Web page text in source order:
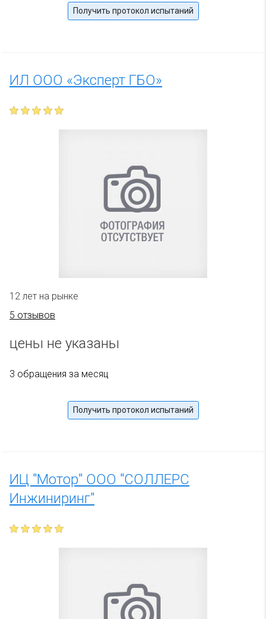
Получить протокол испытаний
ИЛ ООО «Эксперт ГБО»
12 лет на рынке
5 отзывов
цены не указаны
3 обращения за месяц
Получить протокол испытаний
ИЦ "Мотор" ООО "СОЛЛЕРС
Инжиниринг"